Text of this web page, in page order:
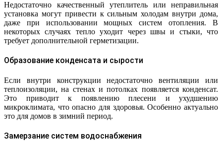
Недостаточно качественный утеплитель или неправильная
установка могут привести к сильным холодам внутри дома,
даже при использовании мощных систем отопления. В
некоторых случаях тепло уходит через швы и стыки, что
требует дополнительной герметизации.
Образование конденсата и сырости
Если внутри конструкции недостаточно вентиляции или
теплоизоляции, на стенах и потолках появляется конденсат.
Это приводит к появлению плесени и ухудшению
микроклимата, что опасно для здоровья. Особенно актуально
это для домов в зимний период.
Замерзание систем водоснабжения